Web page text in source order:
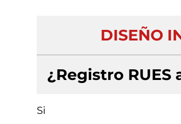
DISEÑO
¿Registro RUES
Si